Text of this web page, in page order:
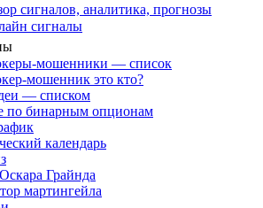
сигналов, аналитика, прогнозы
сигналы
мошенники — список
мошенник это кто?
— списком
по бинарным опционам
календарь
Грайнда
мартингейла